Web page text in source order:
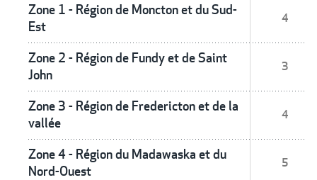
Zone 1 - Région de Moncton et du Sud-
Est
4
Zone 2 - Région de Fundy et de Saint
John
3
Zone 3 - Région de Fredericton et de la
vallée
4
Zone 4 - Région du Madawaska et du
Nord-Ouest
5